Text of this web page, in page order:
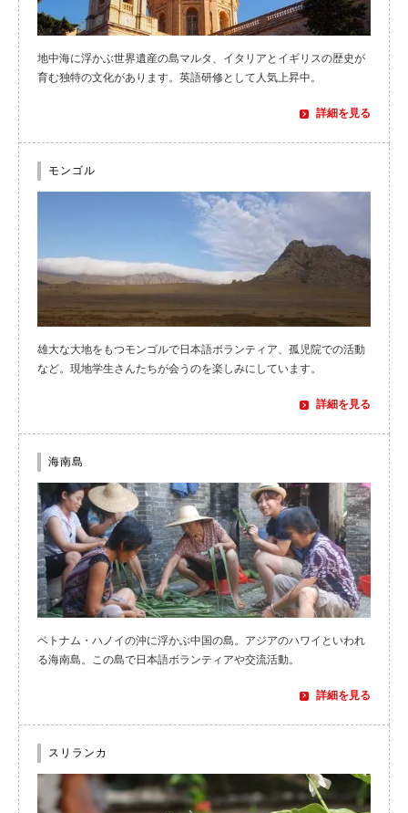
地中海に浮かぶ世界遺産の島マルタ、イタリアとイギリスの歴史が
育む独特の文化があります。英語研修として人気上昇中。
詳細を見る
モンゴル
雄大な大地をもつモンゴルで日本語ボランティア、孤児院での活動
など。現地学生さんたちが会うのを楽しみにしています。
詳細を見る
海南島
ベトナム・ハノイの沖に浮かぶ中国の島。アジアのハワイといわれ
る海南島。この島で日本語ボランティアや交流活動。
詳細を見る
スリランカ